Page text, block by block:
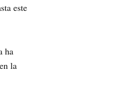
este
ha
la